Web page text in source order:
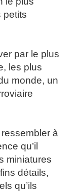
petits
par le plus
les plus
monde, un
à
qu’il
miniatures
détails,
qu’ils